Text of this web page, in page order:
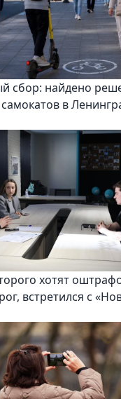
сбор: найдено
в
хотят
встретился с